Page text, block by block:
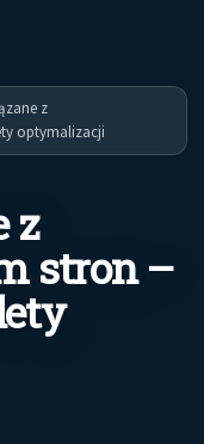
z
optymalizacji
z
stron –